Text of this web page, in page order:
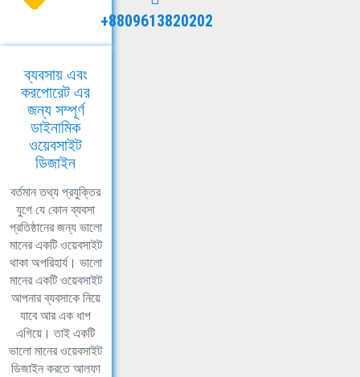
+8809613820202
ব্যবসায় এবং
করপোরেট এর
জন্য সম্পূর্ণ
ডাইনামিক
ওয়েবসাইট
ডিজাইন
বর্তমান তথ্য প্রযুক্তির
যুগে যে কোন ব্যবসা
প্রতিষ্ঠানের জন্য ভালো
মানের একটি ওয়েবসাইট
থাকা অপরিহার্য। ভালো
মানের একটি ওয়েবসাইট
আপনার ব্যবসাকে নিয়ে
যাবে আর এক ধাপ
এগিয়ে। তাই একটি
ভালো মানের ওয়েবসাইট
ডিজাইন করতে আলফা